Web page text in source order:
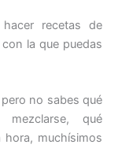
recetas de
la que puedas
no sabes qué
qué
muchísimos